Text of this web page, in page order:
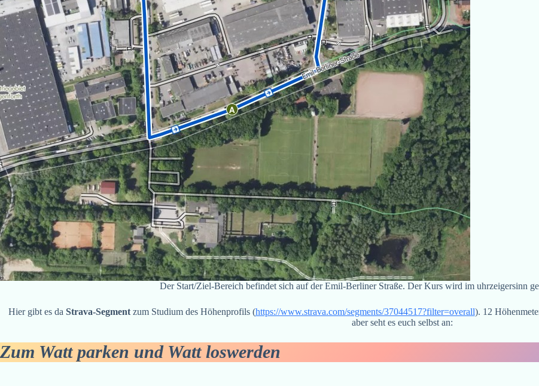
Der Start/Ziel-Bereich befindet sich auf der Emil-Berliner Straße. Der Kurs wird im uhrzeigersinn
Hier gibt es da Strava-Segmentzum Studium des Höhenprofils (https://www.strava.com/segments/37044517?filter=overall). 12
aber seht es euch selbst an:
Zum Watt parken und Watt loswerden